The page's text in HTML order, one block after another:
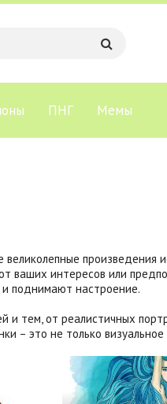
ПНГ Мемы
произведения
ваших интересов или
поднимают настроение.
и тем, от реалистичных
– это не только визуальное